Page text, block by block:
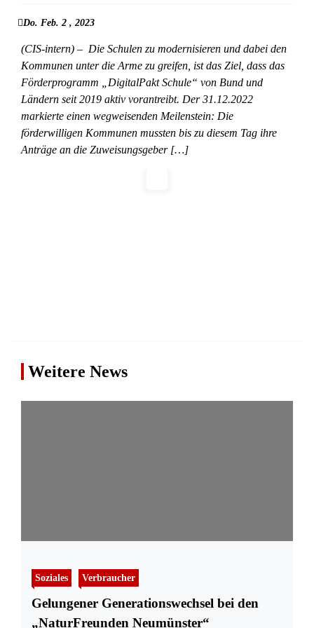
Do. Feb. 2 , 2023
(CIS-intern) – Die Schulen zu modernisieren und dabei den
Kommunen unter die Arme zu greifen, ist das Ziel, dass das
Förderprogramm „DigitalPakt Schule“ von Bund und
Ländern seit 2019 aktiv vorantreibt. Der 31.12.2022
markierte einen wegweisenden Meilenstein: Die
förderwilligen Kommunen mussten bis zu diesem Tag ihre
Anträge an die Zuweisungsgeber […]
Weitere News
Soziales Verbraucher
Gelungener Generationswechsel bei den
„NaturFreunden Neumünster“